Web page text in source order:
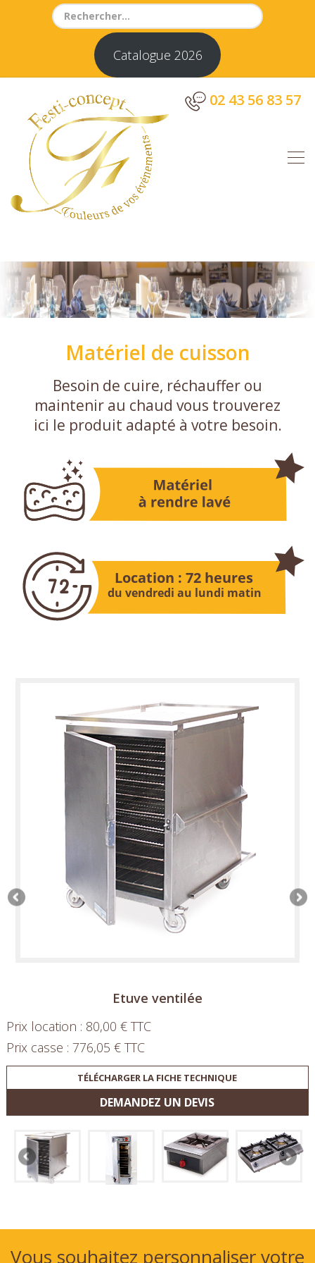
Search
Catalogue 2026
02 43 56 83 57
Matériel de cuisson
Besoin de cuire, réchauffer ou
maintenir au chaud vous trouverez
ici le produit adapté à votre besoin.
Etuve ventilée
Prix location : 80,00 € TTC
Prix casse : 776,05 € TTC
TÉLÉCHARGER LA FICHE TECHNIQUE
DEMANDEZ UN DEVIS
Vous souhaitez personnaliser votre